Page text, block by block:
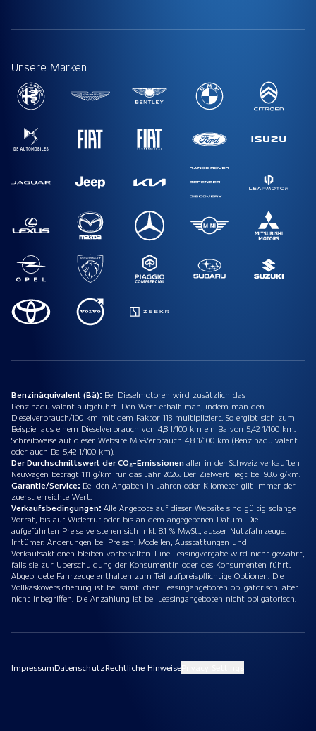
Unsere Marken
Benzinäquivalent (Bä): Bei Dieselmotoren wird zusätzlich das
Benzinäquivalent aufgeführt. Den Wert erhält man, indem man den
Dieselverbrauch/100 km mit dem Faktor 113 multipliziert. So ergibt sich zum
Beispiel aus einem Dieselverbrauch von 4,8 l/100 km ein Ba von 5,42 1/100 km.
Schreibweise auf dieser Website Mix-Verbrauch 4,8 1/100 km (Benzinäquivalent
oder auch Ba 5,42 1/100 km).
Der Durchschnittswert der CO₂-Emissionenaller in der Schweiz verkauften
Neuwagen beträgt 111 g/km für das Jahr 2026. Der Zielwert liegt bei 93.6 g/km.
Garantie/Service: Bei den Angaben in Jahren oder Kilometer gilt immer der
zuerst erreichte Wert.
Verkaufsbedingungen: Alle Angebote auf dieser Website sind gültig solange
Vorrat, bis auf Widerruf oder bis an dem angegebenen Datum. Die
aufgeführten Preise verstehen sich inkl. 8.1 % MwSt., ausser Nutzfahrzeuge.
Irrtümer, Änderungen bei Preisen, Modellen, Ausstattungen und
Verkaufsaktionen bleiben vorbehalten. Eine Leasingvergabe wird nicht gewährt,
falls sie zur Überschuldung der Konsumentin oder des Konsumenten führt.
Abgebildete Fahrzeuge enthalten zum Teil aufpreispflichtige Optionen. Die
Vollkaskoversicherung ist bei sämtlichen Leasingangeboten obligatorisch, aber
nicht inbegriffen. Die Anzahlung ist bei Leasingangeboten nicht obligatorisch.
ImpressumDatenschutzRechtliche Hinweise